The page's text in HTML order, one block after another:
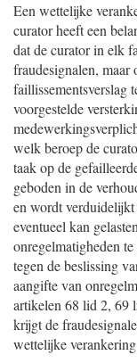
Een wettelijke
curator heeft een
dat de curator in elk
fraudesignalen, maar
faillissementsverslag
voorgestelde
welk beroep de
taak op de
geboden in de
en wordt verduidelijkt
eventueel kan
onregelmatigheden
tegen de beslissing
aangifte van
artikelen 68 lid 2, 69
krijgt de
wettelijke